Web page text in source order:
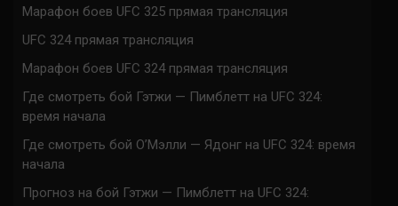
Марафон боев UFC 325 прямая трансляция
UFC 324 прямая трансляция
Марафон боев UFC 324 прямая трансляция
Где смотреть бой Гэтжи — Пимблетт на UFC 324:
время начала
Где смотреть бой О’Мэлли — Ядонг на UFC 324: время
начала
Прогноз на бой Гэтжи — Пимблетт на UFC 324: